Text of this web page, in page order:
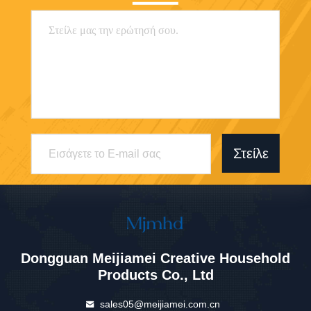
Στείλε
Dongguan Meijiamei Creative Household
Products Co., Ltd
sales05@meijiamei.com.cn